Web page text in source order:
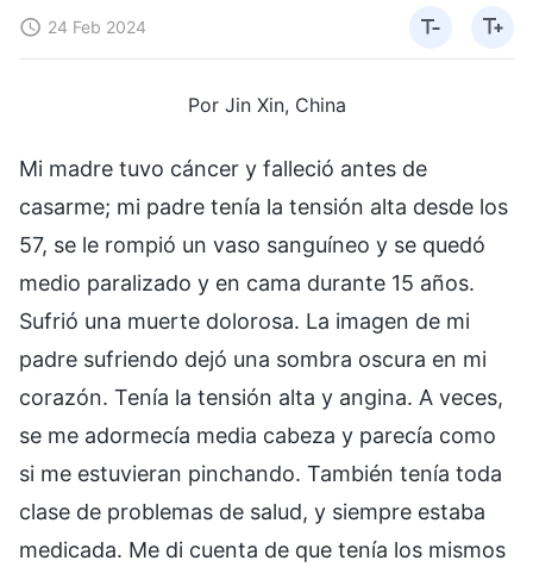
24 Feb 2024
Por Jin Xin, China
Mi madre tuvo cáncer y falleció antes de
casarme; mi padre tenía la tensión alta desde los
57, se le rompió un vaso sanguíneo y se quedó
medio paralizado y en cama durante 15 años.
Sufrió una muerte dolorosa. La imagen de mi
padre sufriendo dejó una sombra oscura en mi
corazón. Tenía la tensión alta y angina. A veces,
se me adormecía media cabeza y parecía como
si me estuvieran pinchando. También tenía toda
clase de problemas de salud, y siempre estaba
medicada. Me di cuenta de que tenía los mismos